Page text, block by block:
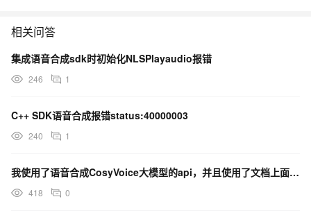
相关问答
集成语音合成sdk时初始化NLSPlayaudio报错
246 1
C++ SDK语音合成报错status:40000003
240 1
我使用了语音合成CosyVoice大模型的api，并且使用了文档上面贴图的python sdk,报错
418 0